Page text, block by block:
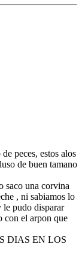
peces, estos alos
de buen tamano
saco una corvina
, ni sabiamos lo
le pudo disparar
con el arpon que
DIAS EN LOS